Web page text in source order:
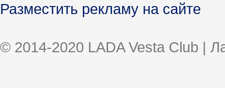
Разместить рекламу на сайте
© 2014-2020 LADA Vesta Club |